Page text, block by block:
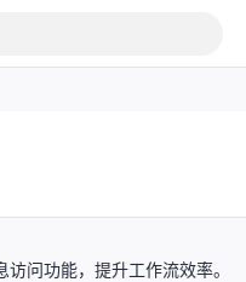
问功能，提升工作流效率。